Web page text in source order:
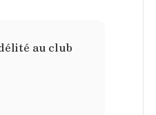
au club